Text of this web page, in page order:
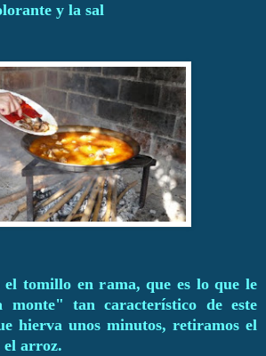
y la sal
el tomillo en rama, que es lo que le
tan característico de este
hierva unos minutos, retiramos el
el arroz.